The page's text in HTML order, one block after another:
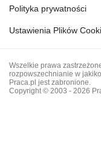
Polityka prywatności
Ustawienia Plików
Wszelkie prawa
rozpowszechnianie w
Praca.pl jest zabronione.
Copyright © 2003 - 2026